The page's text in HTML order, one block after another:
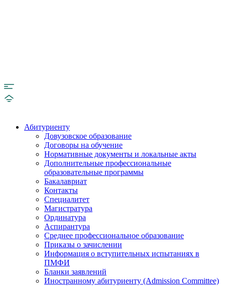
Абитуриенту
Довузовское образование
Договоры на обучение
Нормативные документы и локальные акты
Дополнительные профессиональные
образовательные программы
Бакалавриат
Контакты
Специалитет
Магистратура
Ординатура
Аспирантура
Среднее профессиональное образование
Приказы о зачислении
Информация о вступительных испытаниях в
ПМФИ
Бланки заявлений
Иностранному абитуриенту (Admission Committee)